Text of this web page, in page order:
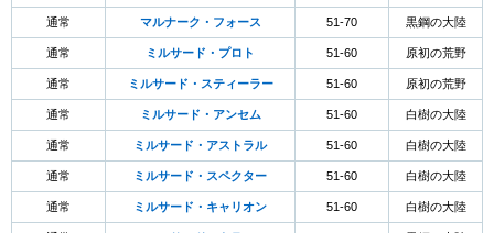
通常 マルナーク・フォース 51-70 黒鋼の大陸
通常 ミルサード・プロト 51-60 原初の荒野
通常 ミルサード・スティーラー 51-60 原初の荒野
通常 ミルサード・アンセム 51-60 白樹の大陸
通常 ミルサード・アストラル 51-60 白樹の大陸
通常 ミルサード・スペクター 51-60 白樹の大陸
通常 ミルサード・キャリオン 51-60 白樹の大陸